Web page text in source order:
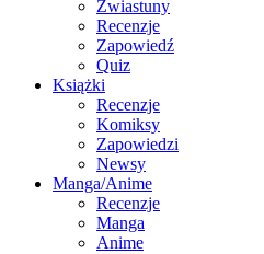
Zwiastuny
Recenzje
Zapowiedź
Quiz
Książki
Recenzje
Komiksy
Zapowiedzi
Newsy
Manga/Anime
Recenzje
Manga
Anime